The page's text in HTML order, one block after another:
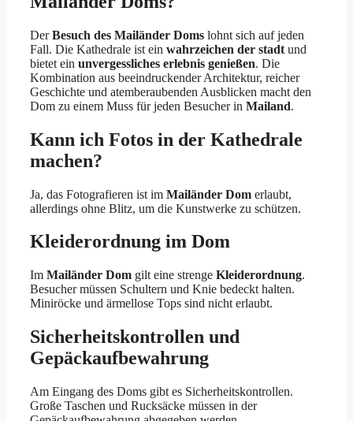
DerBesuch des Mailänder Doms lohnt sich auf jeden
Fall. Die Kathedrale ist ein wahrzeichen der stadt und
bietet ein unvergessliches erlebnis genießen. Die
Kombination aus beeindruckender Architektur, reicher
Geschichte und atemberaubenden Ausblicken macht den
Dom zu einem Muss für jeden Besucher in Mailand.
Kann ich Fotos in der Kathedrale
machen?
Ja, das Fotografieren ist im Mailänder Dom erlaubt,
allerdings ohne Blitz, um die Kunstwerke zu schützen.
Kleiderordnung im Dom
Im Mailänder Dom gilt eine strenge Kleiderordnung.
Besucher müssen Schultern und Knie bedeckt halten.
Miniröcke und ärmellose Tops sind nicht erlaubt.
Sicherheitskontrollen und
Gepäckaufbewahrung
Am Eingang des Doms gibt es Sicherheitskontrollen.
Große Taschen und Rucksäcke müssen in der